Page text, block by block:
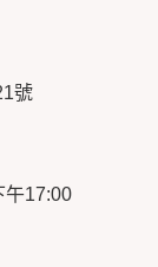
號
午17:00